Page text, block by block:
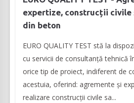
expertize, construcții
din beton
EURO QUALITY TEST stă la
cu servicii de consultanță tehnică
orice tip de proiect, indiferent de
acestuia, oferind: agremente și
realizare construcții civile sa...